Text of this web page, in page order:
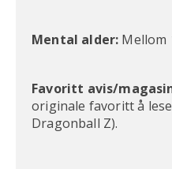
Mental alder: Mellom
Favoritt avis/
originale favoritt å
Dragonball Z).